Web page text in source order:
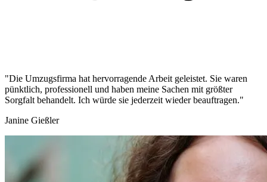
"Die Umzugsfirma hat hervorragende Arbeit geleistet. Sie waren
pünktlich, professionell und haben meine Sachen mit größter
Sorgfalt behandelt. Ich würde sie jederzeit wieder beauftragen."
Janine Gießler